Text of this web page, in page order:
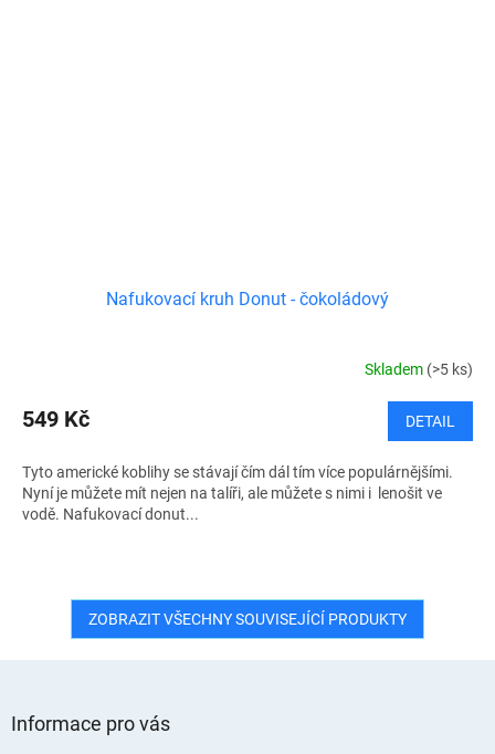
Nafukovací kruh Donut - čokoládový
Skladem (>5 ks)
549 Kč DETAIL
Tyto americké koblihy se stávají čím dál tím více populárnějšími.
Nyní je můžete mít nejen na talíři, ale můžete s nimi i lenošit ve
vodě. Nafukovací donut...
ZOBRAZIT VŠECHNY SOUVISEJÍCÍ PRODUKTY
Informace pro vás